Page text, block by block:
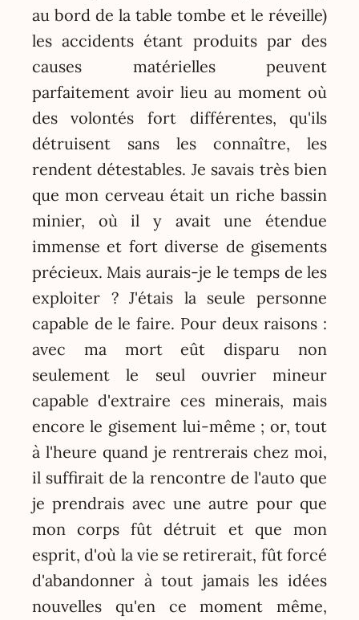
au bord de la table tombe et le réveille)
les accidents étant produits par des
causes matérielles peuvent
parfaitement avoir lieu au moment où
des volontés fort différentes, qu'ils
détruisent sans les connaître, les
rendent détestables. Je savais très bien
que mon cerveau était un riche bassin
minier, où il y avait une étendue
immense et fort diverse de gisements
précieux. Mais aurais-je le temps de les
exploiter ? J'étais la seule personne
capable de le faire. Pour deux raisons :
avec ma mort eût disparu non
seulement le seul ouvrier mineur
capable d'extraire ces minerais, mais
encore le gisement lui-même ; or, tout
à l'heure quand je rentrerais chez moi,
il suffirait de la rencontre de l'auto que
je prendrais avec une autre pour que
mon corps fût détruit et que mon
esprit, d'où la vie se retirerait, fût forcé
d'abandonner à tout jamais les idées
nouvelles qu'en ce moment même,